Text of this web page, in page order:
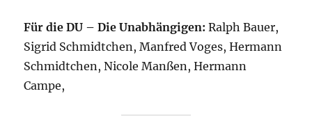
Für die DU – Die Unabhängigen: Ralph Bauer,
Sigrid Schmidtchen, Manfred Voges, Hermann
Schmidtchen, Nicole Manßen, Hermann
Campe,